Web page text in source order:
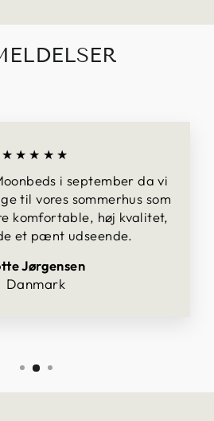
★★★★★
i september da vi
til vores sommerhus som
komfortable, høj kvalitet,
et pænt udseende.
Jørgensen
Danmark